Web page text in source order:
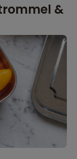
&